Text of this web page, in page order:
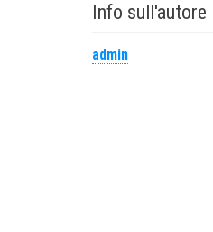
Info sull'autore
admin